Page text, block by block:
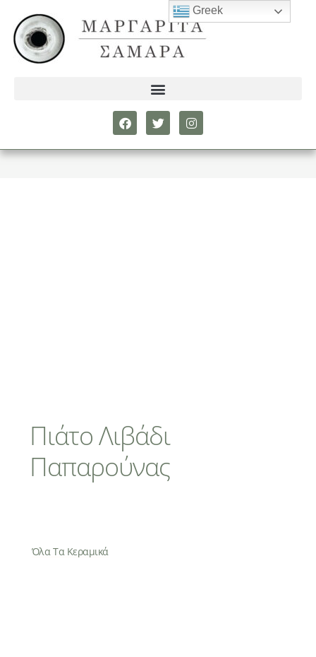
Πιάτο Λιβάδι
Παπαρούνας
Όλα Τα Κεραμικά
Greek